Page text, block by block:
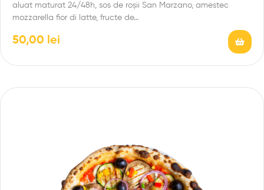
aluat maturat 24/48h, sos de roșii San Marzano, amestec
mozzarella fior di latte, fructe de…
50,00 lei